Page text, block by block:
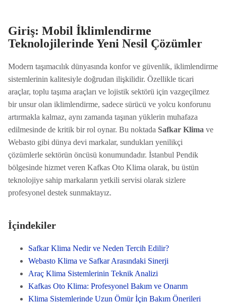
Giriş: Mobil İklimlendirme
Teknolojilerinde Yeni Nesil Çözümler
Modern taşımacılık dünyasında konfor ve güvenlik, iklimlendirme
sistemlerinin kalitesiyle doğrudan ilişkilidir. Özellikle ticari
araçlar, toplu taşıma araçları ve lojistik sektörü için vazgeçilmez
bir unsur olan iklimlendirme, sadece sürücü ve yolcu konforunu
artırmakla kalmaz, aynı zamanda taşınan yüklerin muhafaza
edilmesinde de kritik bir rol oynar. Bu noktada Safkar Klimave
Webasto gibi dünya devi markalar, sundukları yenilikçi
çözümlerle sektörün öncüsü konumundadır. İstanbul Pendik
bölgesinde hizmet veren Kafkas Oto Klima olarak, bu üstün
teknolojiye sahip markaların yetkili servisi olarak sizlere
profesyonel destek sunmaktayız.
İçindekiler
Safkar Klima Nedir ve Neden Tercih Edilir?
Webasto Klima ve Safkar Arasındaki Sinerji
Araç Klima Sistemlerinin Teknik Analizi
Kafkas Oto Klima: Profesyonel Bakım ve Onarım
Klima Sistemlerinde Uzun Ömür İçin Bakım Önerileri